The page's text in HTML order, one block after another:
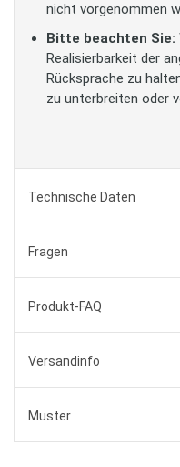
nicht vorgenommen
Bitte beachten Sie:
Realisierbarkeit der
Rücksprache zu
zu unterbreiten oder
Technische Daten
Fragen
Produkt-FAQ
Versandinfo
Muster